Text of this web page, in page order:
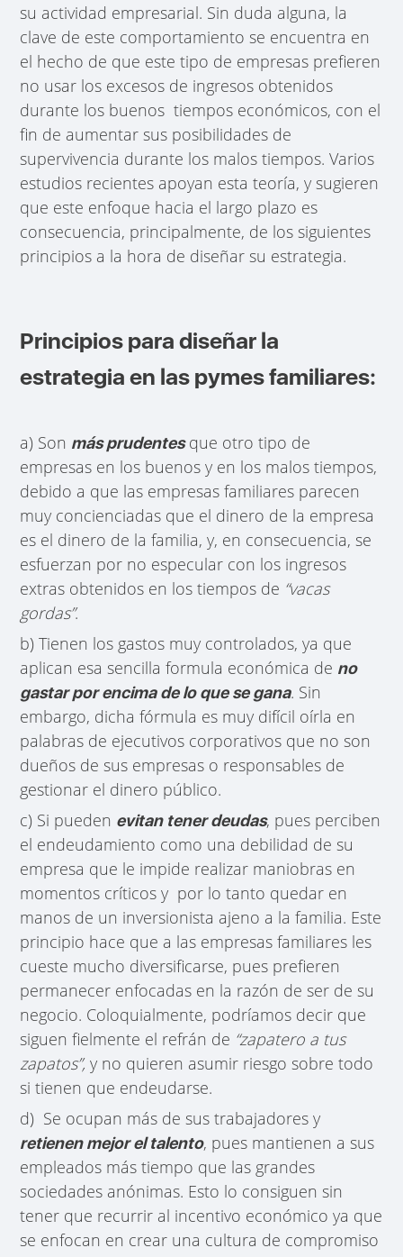
su actividad empresarial. Sin duda alguna, la
clave de este comportamiento se encuentra en
el hecho de que este tipo de empresas prefieren
no usar los excesos de ingresos obtenidos
durante los buenos tiempos económicos, con el
fin de aumentar sus posibilidades de
supervivencia durante los malos tiempos. Varios
estudios recientes apoyan esta teoría, y sugieren
que este enfoque hacia el largo plazo es
consecuencia, principalmente, de los siguientes
principios a la hora de diseñar su estrategia.
Principios para diseñar la
estrategia en las pymes familiares:
a) Son más prudentesque otro tipo de
empresas en los buenos y en los malos tiempos,
debido a que las empresas familiares parecen
muy concienciadas que el dinero de la empresa
es el dinero de la familia, y, en consecuencia, se
esfuerzan por no especular con los ingresos
extras obtenidos en los tiempos de “vacas
gordas”.
b) Tienen los gastos muy controlados, ya que
aplican esa sencilla formula económica de no
gastar por encima de lo que se gana. Sin
embargo, dicha fórmula es muy difícil oírla en
palabras de ejecutivos corporativos que no son
dueños de sus empresas o responsables de
gestionar el dinero público.
c) Si pueden evitan tener deudas, pues perciben
el endeudamiento como una debilidad de su
empresa que le impide realizar maniobras en
momentos críticos y por lo tanto quedar en
manos de un inversionista ajeno a la familia. Este
principio hace que a las empresas familiares les
cueste mucho diversificarse, pues prefieren
permanecer enfocadas en la razón de ser de su
negocio. Coloquialmente, podríamos decir que
siguen fielmente el refrán de “zapatero a tus
zapatos”, y no quieren asumir riesgo sobre todo
si tienen que endeudarse.
d) Se ocupan más de sus trabajadores y
retienen mejor el talento, pues mantienen a sus
empleados más tiempo que las grandes
sociedades anónimas. Esto lo consiguen sin
tener que recurrir al incentivo económico ya que
se enfocan en crear una cultura de compromiso